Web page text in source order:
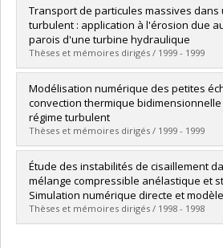
Diplômé(e) : Durocher, Sylviane
Cycle :Maîtrise
Diplôme obtenu :M. Sc.
Lien vers le document dans Papyrus
Transport de particules massives dans
turbulent : application à l'érosion due
parois d'une turbine hydraulique
Thèses et mémoires dirigés / 1999 - 1999
Diplômé(e) : Bergeron, Stephen
Cycle :Doctorat
Diplôme obtenu :
Lien vers le document dans Papyrus
Modélisation numérique des petites
convection thermique
régime turbulent
Thèses et mémoires dirigés / 1999 - 1999
Diplômé(e) :Cantin, Noä Mathieu
Cycle :Maîtrise
Diplôme obtenu :M. Sc.
Lien vers le document dans Papyrus
Étude des instabilités de cisaillement
mélange compressible anélastique et
Simulation numérique directe et
Thèses et mémoires dirigés / 1998 - 1998